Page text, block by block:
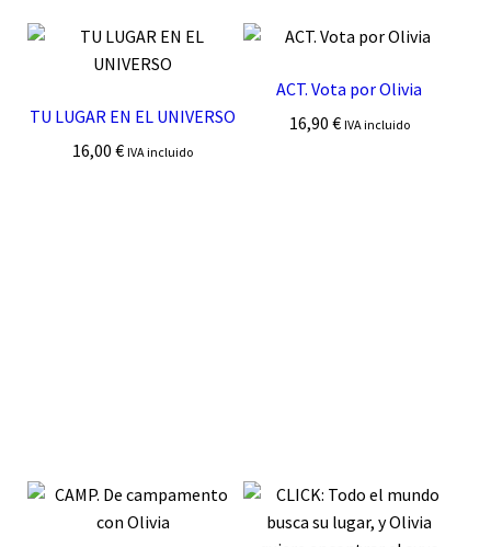
TU LUGAR EN EL UNIVERSO
16,00€ IVA incluido
ACT. Vota por Olivia
16,90 € IVA incluido